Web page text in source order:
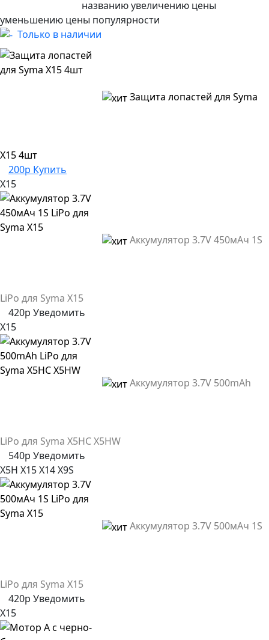
названиюувеличению цены
уменьшению цены популярности
Только в наличии
Защита лопастей для Syma
X15 4шт
200р Купить
X15
Аккумулятор 3.7V 450мАч 1S
LiPo для Syma X15
420р Уведомить
X15
Аккумулятор 3.7V 500mAh
LiPo для Syma X5HC X5HW
540р Уведомить
X5H X15X14X9S
Аккумулятор 3.7V 500мАч 1S
LiPo для Syma X15
420р Уведомить
X15